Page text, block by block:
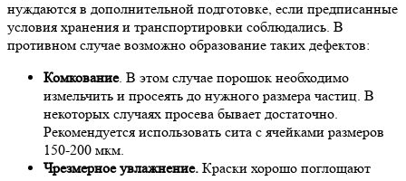
нуждаются в дополнительной подготовке, если предписанные
условия хранения и транспортировки соблюдались. В
противном случае возможно образование таких дефектов:
Комкование. В этом случае порошок необходимо
измельчить и просеять до нужного размера частиц. В
некоторых случаях просева бывает достаточно.
Рекомендуется использовать сита с ячейками размеров
150-200 мкм.
Чрезмерное увлажнение. Краски хорошо поглощают